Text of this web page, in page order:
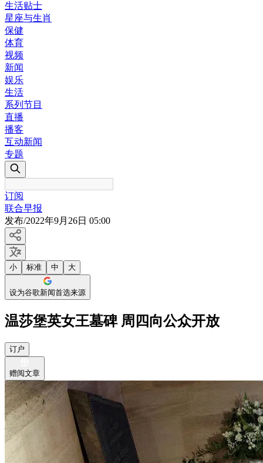
生活贴士
星座与生肖
保健
体育
视频
新闻
娱乐
生活
系列节目
直播
播客
互动新闻
专题
订阅
联合早报
发布/2022年9月26日 05:00
小 标准 中 大
设为谷歌新闻首选来源
温莎堡英女王墓碑 周四向公众开放
订户
赠阅文章